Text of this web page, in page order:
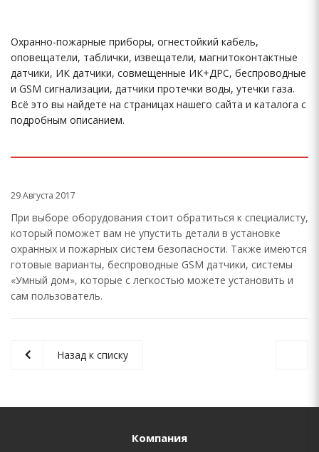
Охранно-пожарные приборы, огнестойкий кабель,
оповещатели, таблички, извещатели, магнитоконтактные
датчики, ИК датчики, совмещенные ИК+ДРС, беспроводные
и GSM сигнализации, датчики протечки воды, утечки газа.
Всё это вы найдете на страницах нашего сайта и каталога с
подробным описанием.
29 Августа 2017
При выборе оборудования стоит обратиться к специалисту,
который поможет вам не упустить детали в установке
охранных и пожарных систем безопасности. Также имеются
готовые варианты, беспроводные GSM датчики, системы
«Умный дом», которые с легкостью можете установить и
сам пользователь.
Назад к списку
Компания